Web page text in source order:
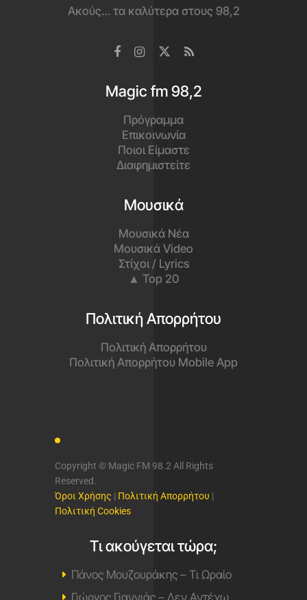
Ακούς… τα καλύτερα στους 98,2
Magic fm 98,2
Πρόγραμμα
Επικοινωνία
Ποιοι Είμαστε
Διαφημιστείτε
Μουσικά
Μουσικά Νέα
Μουσικά Video
Στίχοι / Lyrics
▲ Top 20
Πολιτική Απορρήτου
Πολιτική Απορρήτου
Πολιτική Απορρήτου Mobile App
Copyright © Magic FM 98.2 All Rights
Reserved.
Όροι Χρήσης | Πολιτική Απορρήτου |
Πολιτική Cookies
Τι ακούγεται τώρα;
Πάνος Μουζουράκης – Τι Ωραίο
Γιώργος Γιαννιάς – Δεν Αντέχω